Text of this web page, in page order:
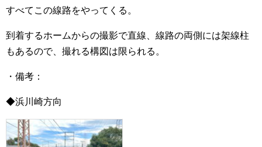
すべてこの線路をやってくる。
到着するホームからの撮影で直線、線路の両側には架線柱
もあるので、撮れる構図は限られる。
・備考：
◆浜川崎方向